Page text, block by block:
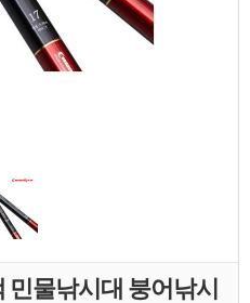
물낚시대 붕어낚시